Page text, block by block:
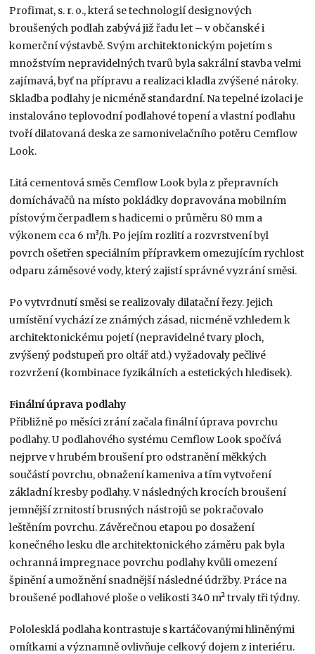
Profimat, s. r. o., která se technologií designových
broušených podlah zabývá již řadu let – v občanské i
komerční výstavbě. Svým architektonickým pojetím s
množstvím nepravidelných tvarů byla sakrální stavba velmi
zajímavá, byť na přípravu a realizaci kladla zvýšené nároky.
Skladba podlahy je nicméně standardní. Na tepelné izolaci je
instalováno teplovodní podlahové topení a vlastní podlahu
tvoří dilatovaná deska ze samonivelačního potěru Cemflow
Look.
Litá cementová směs Cemflow Look byla z přepravních
domíchávačů na místo pokládky dopravována mobilním
pístovým čerpadlem s hadicemi o průměru 80 mm a
výkonem cca 6 m³/h. Po jejím rozlití a rozvrstvení byl
povrch ošetřen speciálním přípravkem omezujícím rychlost
odparu záměsové vody, který zajistí správné vyzrání směsi.
Po vytvrdnutí směsi se realizovaly dilatační řezy. Jejich
umístění vychází ze známých zásad, nicméně vzhledem k
architektonickému pojetí (nepravidelné tvary ploch,
zvýšený podstupeň pro oltář atd.) vyžadovaly pečlivé
rozvržení (kombinace fyzikálních a estetických hledisek).
Finální úprava podlahy
Přibližně po měsíci zrání začala finální úprava povrchu
podlahy. U podlahového systému Cemflow Look spočívá
nejprve v hrubém broušení pro odstranění měkkých
součástí povrchu, obnažení kameniva a tím vytvoření
základní kresby podlahy. V následných krocích broušení
jemnější zrnitostí brusných nástrojů se pokračovalo
leštěním povrchu. Závěrečnou etapou po dosažení
konečného lesku dle architektonického záměru pak byla
ochranná impregnace povrchu podlahy kvůli omezení
špinění a umožnění snadnější následné údržby. Práce na
broušené podlahové ploše o velikosti 340 m² trvaly tři týdny.
Pololesklá podlaha kontrastuje s kartáčovanými hliněnými
omítkami a významně ovlivňuje celkový dojem z interiéru.